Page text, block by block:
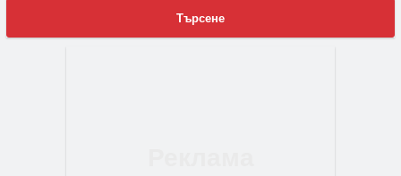
Търсене